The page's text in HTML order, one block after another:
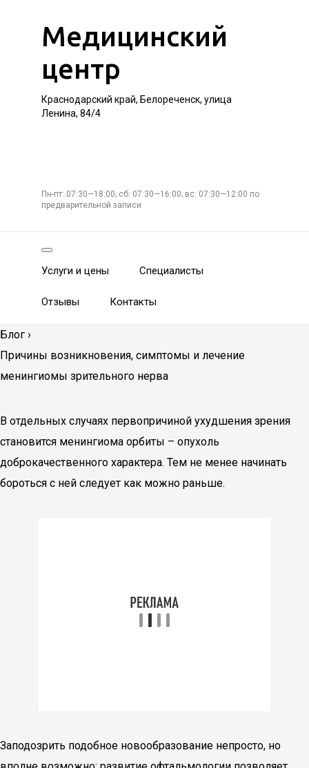
Медицинский
центр
Краснодарский край, Белореченск, улица
Ленина, 84/4
Пн-пт: 07:30—18:00; сб: 07:30—16:00; вс: 07:30—12:00 по
предварительной записи
Услуги и цены Специалисты
Отзывы Контакты
Блог ›
Причины возникновения, симптомы и лечение
менингиомы зрительного нерва
В отдельных случаях первопричиной ухудшения зрения
становится менингиома орбиты – опухоль
доброкачественного характера. Тем не менее начинать
бороться с ней следует как можно раньше.
Заподозрить подобное новообразование непросто, но